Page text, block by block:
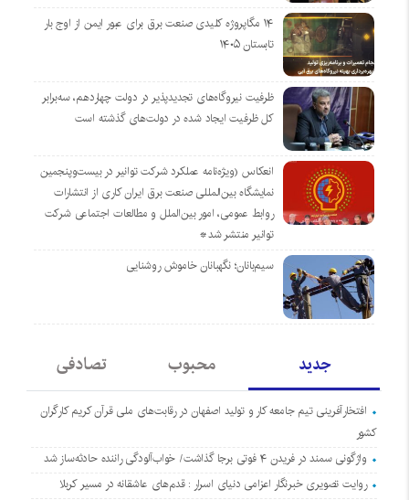
۱۴ مگاپروژه‌ کلیدی صنعت برق برای عبور ایمن از اوج بار
تابستان ۱۴۰۵
ظرفیت نیروگاه‌های تجدیدپذیر در دولت چهاردهم، سه‌برابر
کل ظرفیت ایجاد شده در دولت‌های گذشته است
انعکاس (ویژه‌نامه عملکرد شرکت توانیر در بیست‌وپنجمین
نمایشگاه بین‌المللی صنعت برق ایران کاری از انتشارات
روابط عمومی، امور بین‌الملل و مطالعات اجتماعی شرکت
توانیر منتشر شد*
سیم‌بانان؛ نگهبانان خاموش روشنایی
جدید محبوب تصادفی
افتخارآفرینی تیم جامعه کار و تولید اصفهان در رقابت‌های ملی قرآن کریم کارگران
کشور
واژگونی سمند در فریدن ۴ فوتی برجا گذاشت/ خواب‌آلودگی راننده حادثه‌ساز شد
روایت تصویری خبرنگار اعزامی دنیای اسرار : قدم‌های عاشقانه در مسیر کربلا